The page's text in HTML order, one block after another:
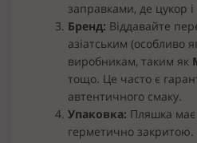
заправками, де цукор і
Бренд: Віддавайте
азіатським (особливо
виробникам, таким як
тощо. Це часто є
автентичного смаку.
Упаковка: Пляшка має
герметично закритою.